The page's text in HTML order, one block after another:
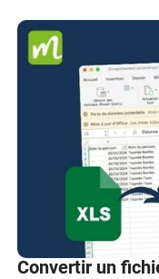
Convertir un